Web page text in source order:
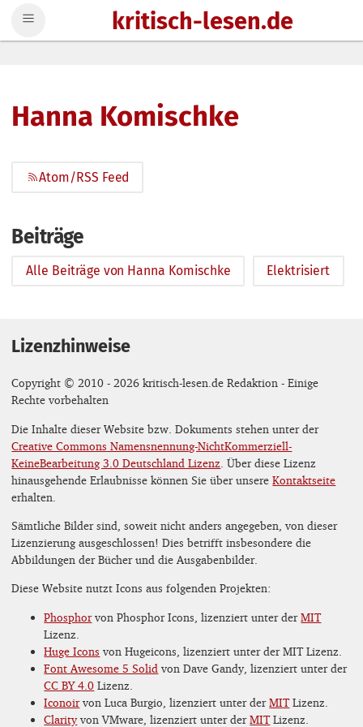
kritisch-lesen.de
Hanna Komischke
Atom/RSS Feed
Beiträge
Alle Beiträge von Hanna Komischke Elektrisiert
Lizenzhinweise
Copyright © 2010 - 2026 kritisch-lesen.de Redaktion - Einige
Rechte vorbehalten
Die Inhalte dieser Website bzw. Dokuments stehen unter der
Creative Commons Namensnennung-NichtKommerziell-
KeineBearbeitung 3.0 Deutschland Lizenz . Über diese Lizenz
hinausgehende Erlaubnisse können Sie über unsereKontaktseite
erhalten.
Sämtliche Bilder sind, soweit nicht anders angegeben, von dieser
Lizenzierung ausgeschlossen! Dies betrifft insbesondere die
Abbildungen der Bücher und die Ausgabenbilder.
Diese Website nutzt Icons aus folgenden Projekten:
Phosphorvon Phosphor Icons, lizenziert unter derMIT
Lizenz.
Huge Icons von Hugeicons, lizenziert unter der MIT Lizenz.
Font Awesome 5 Solid von Dave Gandy, lizenziert unter der
CC BY 4.0 Lizenz.
Iconoirvon Luca Burgio, lizenziert unter derMITLizenz.
Clarityvon VMware, lizenziert unter derMITLizenz.